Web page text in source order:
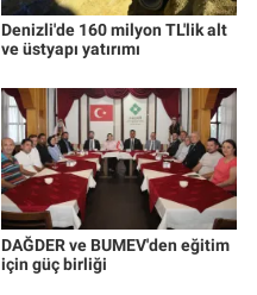
Denizli'de 160 milyon TL'lik alt
ve üstyapı yatırımı
DAĞDER ve BUMEV'den eğitim
için güç birliği